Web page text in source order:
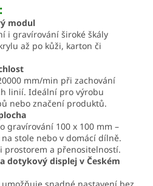
modul
i gravírování široké škály
až po kůži, karton či
mm/min při zachování
linií. Ideální pro výrobu
nebo značení produktů.
gravírování 100 x 100 mm –
stole nebo v domácí dílně.
prostorem a přenositelností.
dotykový displej v Českém